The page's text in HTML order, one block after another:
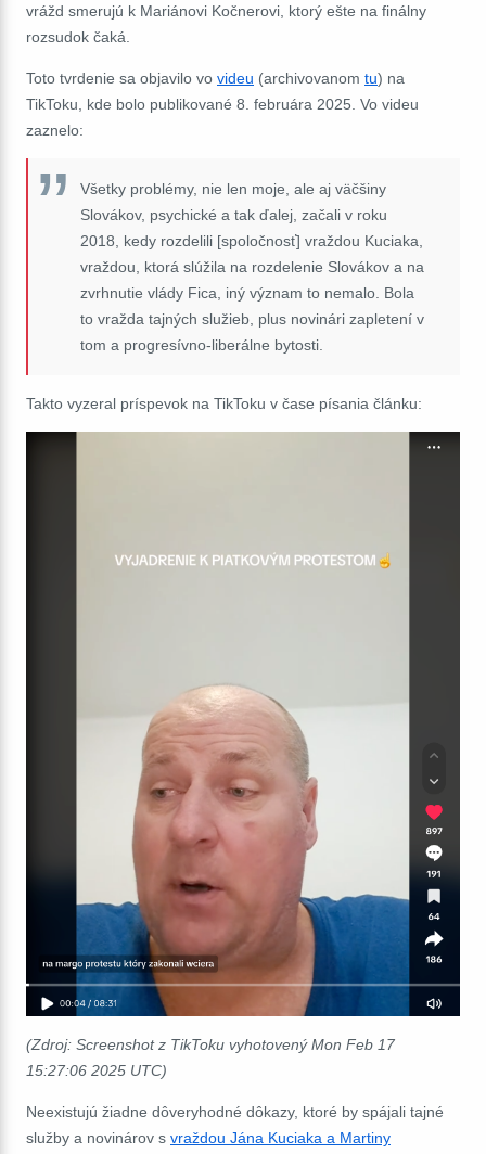
vrážd smerujú k Mariánovi Kočnerovi, ktorý ešte na finálny
rozsudok čaká.
Toto tvrdenie sa objavilo vo videu (archivovanom tu) na
TikToku, kde bolo publikované 8. februára 2025. Vo videu
zaznelo:
Všetky problémy, nie len moje, ale aj väčšiny
Slovákov, psychické a tak ďalej, začali v roku
2018, kedy rozdelili [spoločnosť] vraždou Kuciaka,
vraždou, ktorá slúžila na rozdelenie Slovákov a na
zvrhnutie vlády Fica, iný význam to nemalo. Bola
to vražda tajných služieb, plus novinári zapletení v
tom a progresívno-liberálne bytosti.
Takto vyzeral príspevok na TikToku v čase písania článku:
(Zdroj: Screenshot z TikToku vyhotovený Mon Feb 17
15:27:06 2025 UTC)
Neexistujú žiadne dôveryhodné dôkazy, ktoré by spájali tajné
služby a novinárov s vraždou Jána Kuciaka a Martiny